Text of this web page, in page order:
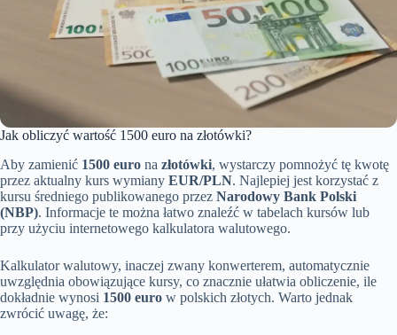
Jak obliczyć wartość 1500 euro na złotówki?
Aby zamienić 1500 euro na złotówki, wystarczy pomnożyć tę kwotę
przez aktualny kurs wymiany EUR/PLN. Najlepiej jest korzystać z
kursu średniego publikowanego przez Narodowy Bank Polski
(NBP). Informacje te można łatwo znaleźć w tabelach kursów lub
przy użyciu internetowego kalkulatora walutowego.
Kalkulator walutowy, inaczej zwany konwerterem, automatycznie
uwzględnia obowiązujące kursy, co znacznie ułatwia obliczenie, ile
dokładnie wynosi 1500 euro w polskich złotych. Warto jednak
zwrócić uwagę, że: